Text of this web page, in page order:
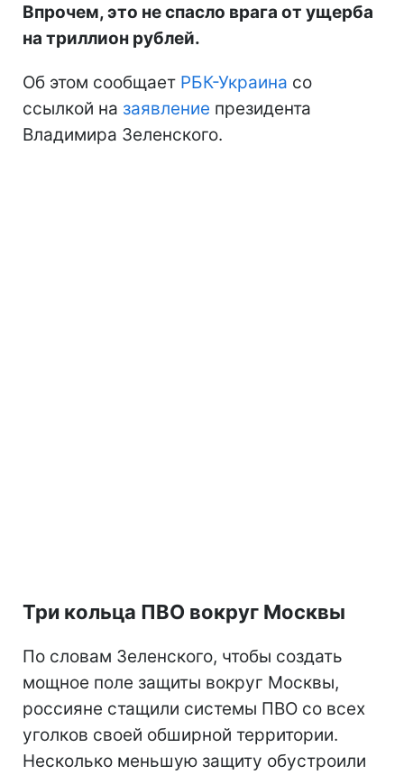
Впрочем, это не спасло врага от ущерба
на триллион рублей.
Об этом сообщает РБК-Украина со
ссылкой на заявление президента
Владимира Зеленского.
Три кольца ПВО вокруг Москвы
По словам Зеленского, чтобы создать
мощное поле защиты вокруг Москвы,
россияне стащили системы ПВО со всех
уголков своей обширной территории.
Несколько меньшую защиту обустроили